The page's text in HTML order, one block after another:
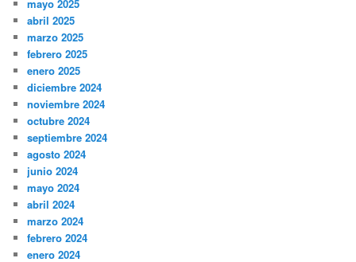
mayo 2025
abril 2025
marzo 2025
febrero 2025
enero 2025
diciembre 2024
noviembre 2024
octubre 2024
septiembre 2024
agosto 2024
junio 2024
mayo 2024
abril 2024
marzo 2024
febrero 2024
enero 2024